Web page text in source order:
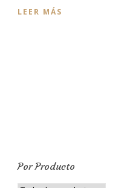
LEER MÁS
Por Producto